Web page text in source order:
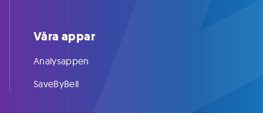
Våra appar
Analysappen
SaveByBell